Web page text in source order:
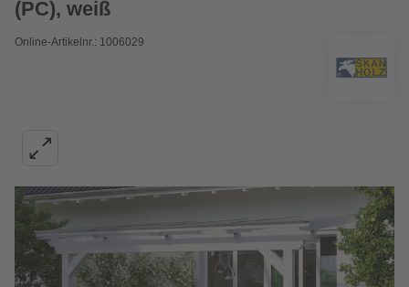
(PC), weiß
Online-Artikelnr.: 1006029